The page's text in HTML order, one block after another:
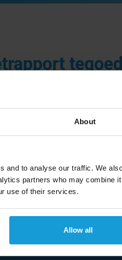
About
and to analyse our traffic. We
partners who may combine
use of their services.
Allow all
u wilt uw tegoed weer
uw rekening. Voor het
085 – 130 5 231